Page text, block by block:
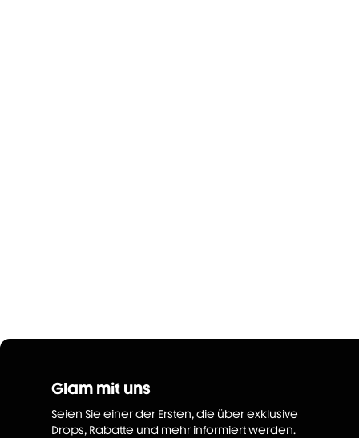
Glam mit uns
Seien Sie einer der Ersten, die über exklusive
Drops, Rabatte und mehr informiert werden.